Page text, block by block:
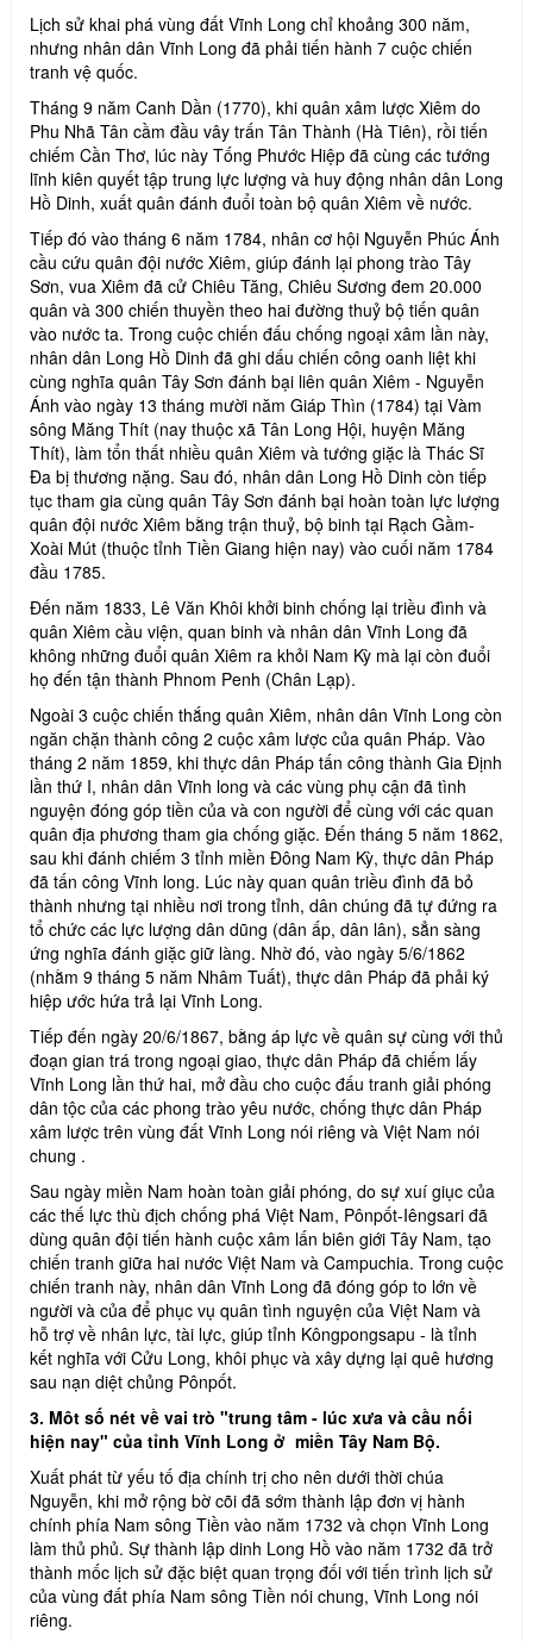
Lịch sử khai phá vùng đất Vĩnh Long chỉ khoảng 300 năm,
nhưng nhân dân Vĩnh Long đã phải tiến hành 7 cuộc chiến
tranh vệ quốc.
Tháng 9 năm Canh Dần (1770), khi quân xâm lược Xiêm do
Phu Nhã Tân cầm đầu vây trấn Tân Thành (Hà Tiên), rồi tiến
chiếm Cần Thơ, lúc này Tống Phước Hiệp đã cùng các tướng
lĩnh kiên quyết tập trung lực lượng và huy động nhân dân Long
Hồ Dinh, xuất quân đánh đuổi toàn bộ quân Xiêm về nước.
Tiếp đó vào tháng 6 năm 1784, nhân cơ hội Nguyễn Phúc Ánh
cầu cứu quân đội nước Xiêm, giúp đánh lại phong trào Tây
Sơn, vua Xiêm đã cử Chiêu Tăng, Chiêu Sương đem 20.000
quân và 300 chiến thuyền theo hai đường thuỷ bộ tiến quân
vào nước ta. Trong cuộc chiến đấu chống ngoại xâm lần này,
nhân dân Long Hồ Dinh đã ghi dấu chiến công oanh liệt khi
cùng nghĩa quân Tây Sơn đánh bại liên quân Xiêm - Nguyễn
Ánh vào ngày 13 tháng mười năm Giáp Thìn (1784) tại Vàm
sông Măng Thít (nay thuộc xã Tân Long Hội, huyện Măng
Thít), làm tổn thất nhiều quân Xiêm và tướng giặc là Thác Sĩ
Đa bị thương nặng. Sau đó, nhân dân Long Hồ Dinh còn tiếp
tục tham gia cùng quân Tây Sơn đánh bại hoàn toàn lực lượng
quân đội nước Xiêm bằng trận thuỷ, bộ binh tại Rạch Gầm-
Xoài Mút (thuộc tỉnh Tiền Giang hiện nay) vào cuối năm 1784
đầu 1785.
Đến năm 1833, Lê Văn Khôi khởi binh chống lại triều đình và
quân Xiêm cầu viện, quan binh và nhân dân Vĩnh Long đã
không những đuổi quân Xiêm ra khỏi Nam Kỳ mà lại còn đuổi
họ đến tận thành Phnom Penh (Chân Lạp).
Ngoài 3 cuộc chiến thắng quân Xiêm, nhân dân Vĩnh Long còn
ngăn chặn thành công 2 cuộc xâm lược của quân Pháp. Vào
tháng 2 năm 1859, khi thực dân Pháp tấn công thành Gia Định
lần thứ I, nhân dân Vĩnh long và các vùng phụ cận đã tình
nguyện đóng góp tiền của và con người để cùng với các quan
quân địa phương tham gia chống giặc. Đến tháng 5 năm 1862,
sau khi đánh chiếm 3 tỉnh miền Đông Nam Kỳ, thực dân Pháp
đã tấn công Vĩnh long. Lúc này quan quân triều đình đã bỏ
thành nhưng tại nhiều nơi trong tỉnh, dân chúng đã tự đứng ra
tổ chức các lực lượng dân dũng (dân ấp, dân lân), sẳn sàng
ứng nghĩa đánh giặc giữ làng. Nhờ đó, vào ngày 5/6/1862
(nhằm 9 tháng 5 năm Nhâm Tuất), thực dân Pháp đã phải ký
hiệp ước hứa trả lại Vĩnh Long.
Tiếp đến ngày 20/6/1867, bằng áp lực về quân sự cùng với thủ
đoạn gian trá trong ngoại giao, thực dân Pháp đã chiếm lấy
Vĩnh Long lần thứ hai, mở đầu cho cuộc đấu tranh giải phóng
dân tộc của các phong trào yêu nước, chống thực dân Pháp
xâm lược trên vùng đất Vĩnh Long nói riêng và Việt Nam nói
chung .
Sau ngày miền Nam hoàn toàn giải phóng, do sự xuí giục của
các thế lực thù địch chống phá Việt Nam, Pônpốt-Iêngsari đã
dùng quân đội tiến hành cuộc xâm lấn biên giới Tây Nam, tạo
chiến tranh giữa hai nước Việt Nam và Campuchia. Trong cuộc
chiến tranh này, nhân dân Vĩnh Long đã đóng góp to lớn về
người và của để phục vụ quân tình nguyện của Việt Nam và
hỗ trợ về nhân lực, tài lực, giúp tỉnh Kôngpongsapu - là tỉnh
kết nghĩa với Cửu Long, khôi phục và xây dựng lại quê hương
sau nạn diệt chủng Pônpốt.
3. Môt số nét về vai trò "trung tâm - lúc xưa và cầu nối
hiện nay" của tỉnh Vĩnh Long ở miền Tây Nam Bộ.
Xuất phát từ yếu tố địa chính trị cho nên dưới thời chúa
Nguyễn, khi mở rộng bờ cõi đã sớm thành lập đơn vị hành
chính phía Nam sông Tiền vào năm 1732 và chọn Vĩnh Long
làm thủ phủ. Sự thành lập dinh Long Hồ vào năm 1732 đã trở
thành mốc lịch sử đặc biệt quan trọng đối với tiến trình lịch sử
của vùng đất phía Nam sông Tiền nói chung, Vĩnh Long nói
riêng.